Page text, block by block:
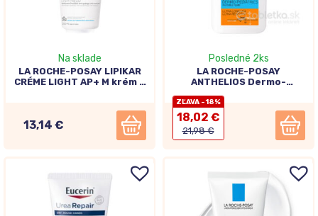
Na sklade
LA ROCHE-POSAY LIPIKAR
CRÉME LIGHT AP+ M krém s
13,14 €
Posledné 2ks
LA ROCHE-POSAY
ANTHELIOS Dermo-
ochranným faktorom 50ml
ZĽAVA -18%
18,02 €
21,98 €